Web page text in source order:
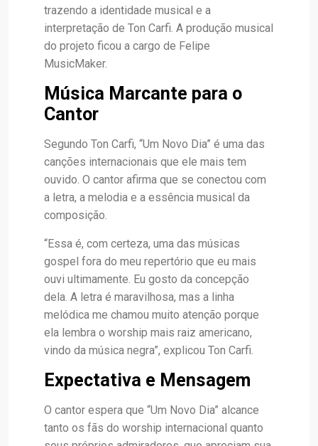
trazendo a identidade musical e a
interpretação de Ton Carfi. A produção musical
do projeto ficou a cargo de Felipe
MusicMaker.
Música Marcante para o
Cantor
Segundo Ton Carfi, “Um Novo Dia” é uma das
canções internacionais que ele mais tem
ouvido. O cantor afirma que se conectou com
a letra, a melodia e a essência musical da
composição.
“Essa é, com certeza, uma das músicas
gospel fora do meu repertório que eu mais
ouvi ultimamente. Eu gosto da concepção
dela. A letra é maravilhosa, mas a linha
melódica me chamou muito atenção porque
ela lembra o worship mais raiz americano,
vindo da música negra”, explicou Ton Carfi.
Expectativa e Mensagem
O cantor espera que “Um Novo Dia” alcance
tanto os fãs do worship internacional quanto